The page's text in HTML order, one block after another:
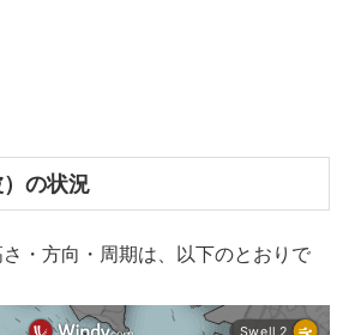
の状況
・方向・周期は、以下のとおりで